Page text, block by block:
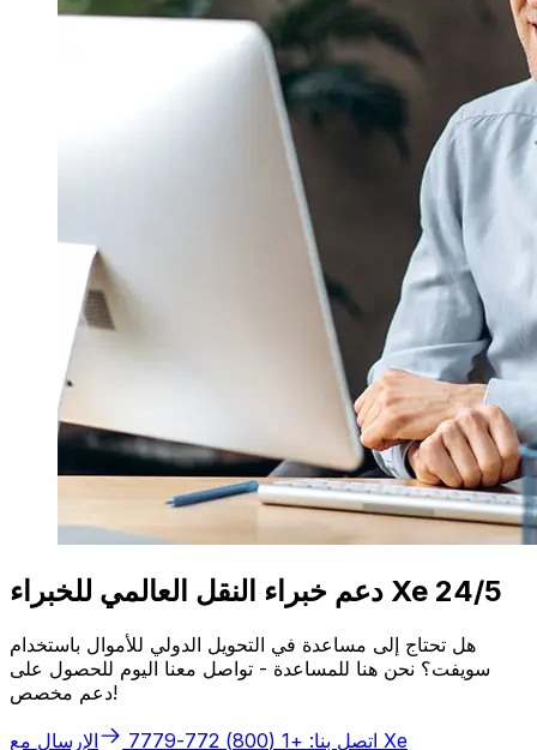
دعم خبراء النقل العالمي للخبراء Xe 24/5
هل تحتاج إلى مساعدة في التحويل الدولي للأموال باستخدام
سويفت؟ نحن هنا للمساعدة - تواصل معنا اليوم للحصول على
دعم مخصص!
اتصل بنا: +1 (800) 772-7779 الإرسال مع Xe